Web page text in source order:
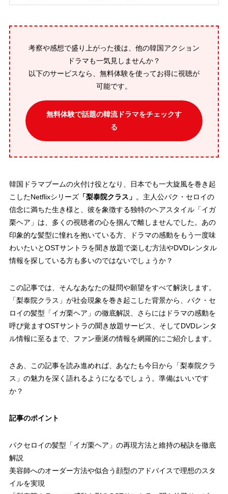
考察や感想で盛り上がった後は、他の韓国アクション
ドラマも一気見しませんか？
以下のサービスなら、無料体験を使ってお得に視聴が
可能です。
無料体験で話題の韓流ドラマをチェックす
る
韓国ドラマブームの火付け役となり、日本でも一大旋風を巻き起
こしたNetflixシリーズ「梨泰院クラス」 。主人公パク・セロイの
信念に満ちた生き様と、彼を象徴する独特のヘアスタイル「イガ
栗ヘア」は、多くの視聴者の心を掴んで離しませんでした。あの
印象的な髪型に憧れを抱いている方、ドラマの感動をもう一度味
わいたいとOSTサントラを聞き放題で楽しむ方法やDVDレンタル
情報を探している方も多いのではないでしょうか？
この記事では、そんなあなたの疑問や願望をすべて解決します。
「梨泰院クラス」が社会現象を巻き起こした背景から、パク・セ
ロイの髪型「イガ栗ヘア」の徹底解説
、さらにはドラマの感動を
呼び覚ますOSTサントラの聞き放題サービス 、そしてDVDレンタ
ル情報に至るまで、ファン垂涎の情報を網羅的にご紹介します。
さあ、この記事を読み進めれば、あなたも今日から「梨泰院クラ
ス」の魅力を深く語れるようになるでしょう。準備はいいです
か？
記事のポイント
パクセロイの髪型「イガ栗ヘア」の再現方法と維持の秘訣を徹底
解説
美容師へのオーダー方法や似合う顔型のアドバイスで理想のスタ
イルを実現